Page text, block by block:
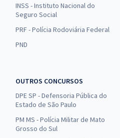
INSS - Instituto Nacional do
Seguro Social
PRF - Polícia Rodoviária Federal
PND
OUTROS CONCURSOS
DPE SP - Defensoria Pública do
Estado de São Paulo
PM MS - Polícia Militar de Mato
Grosso do Sul